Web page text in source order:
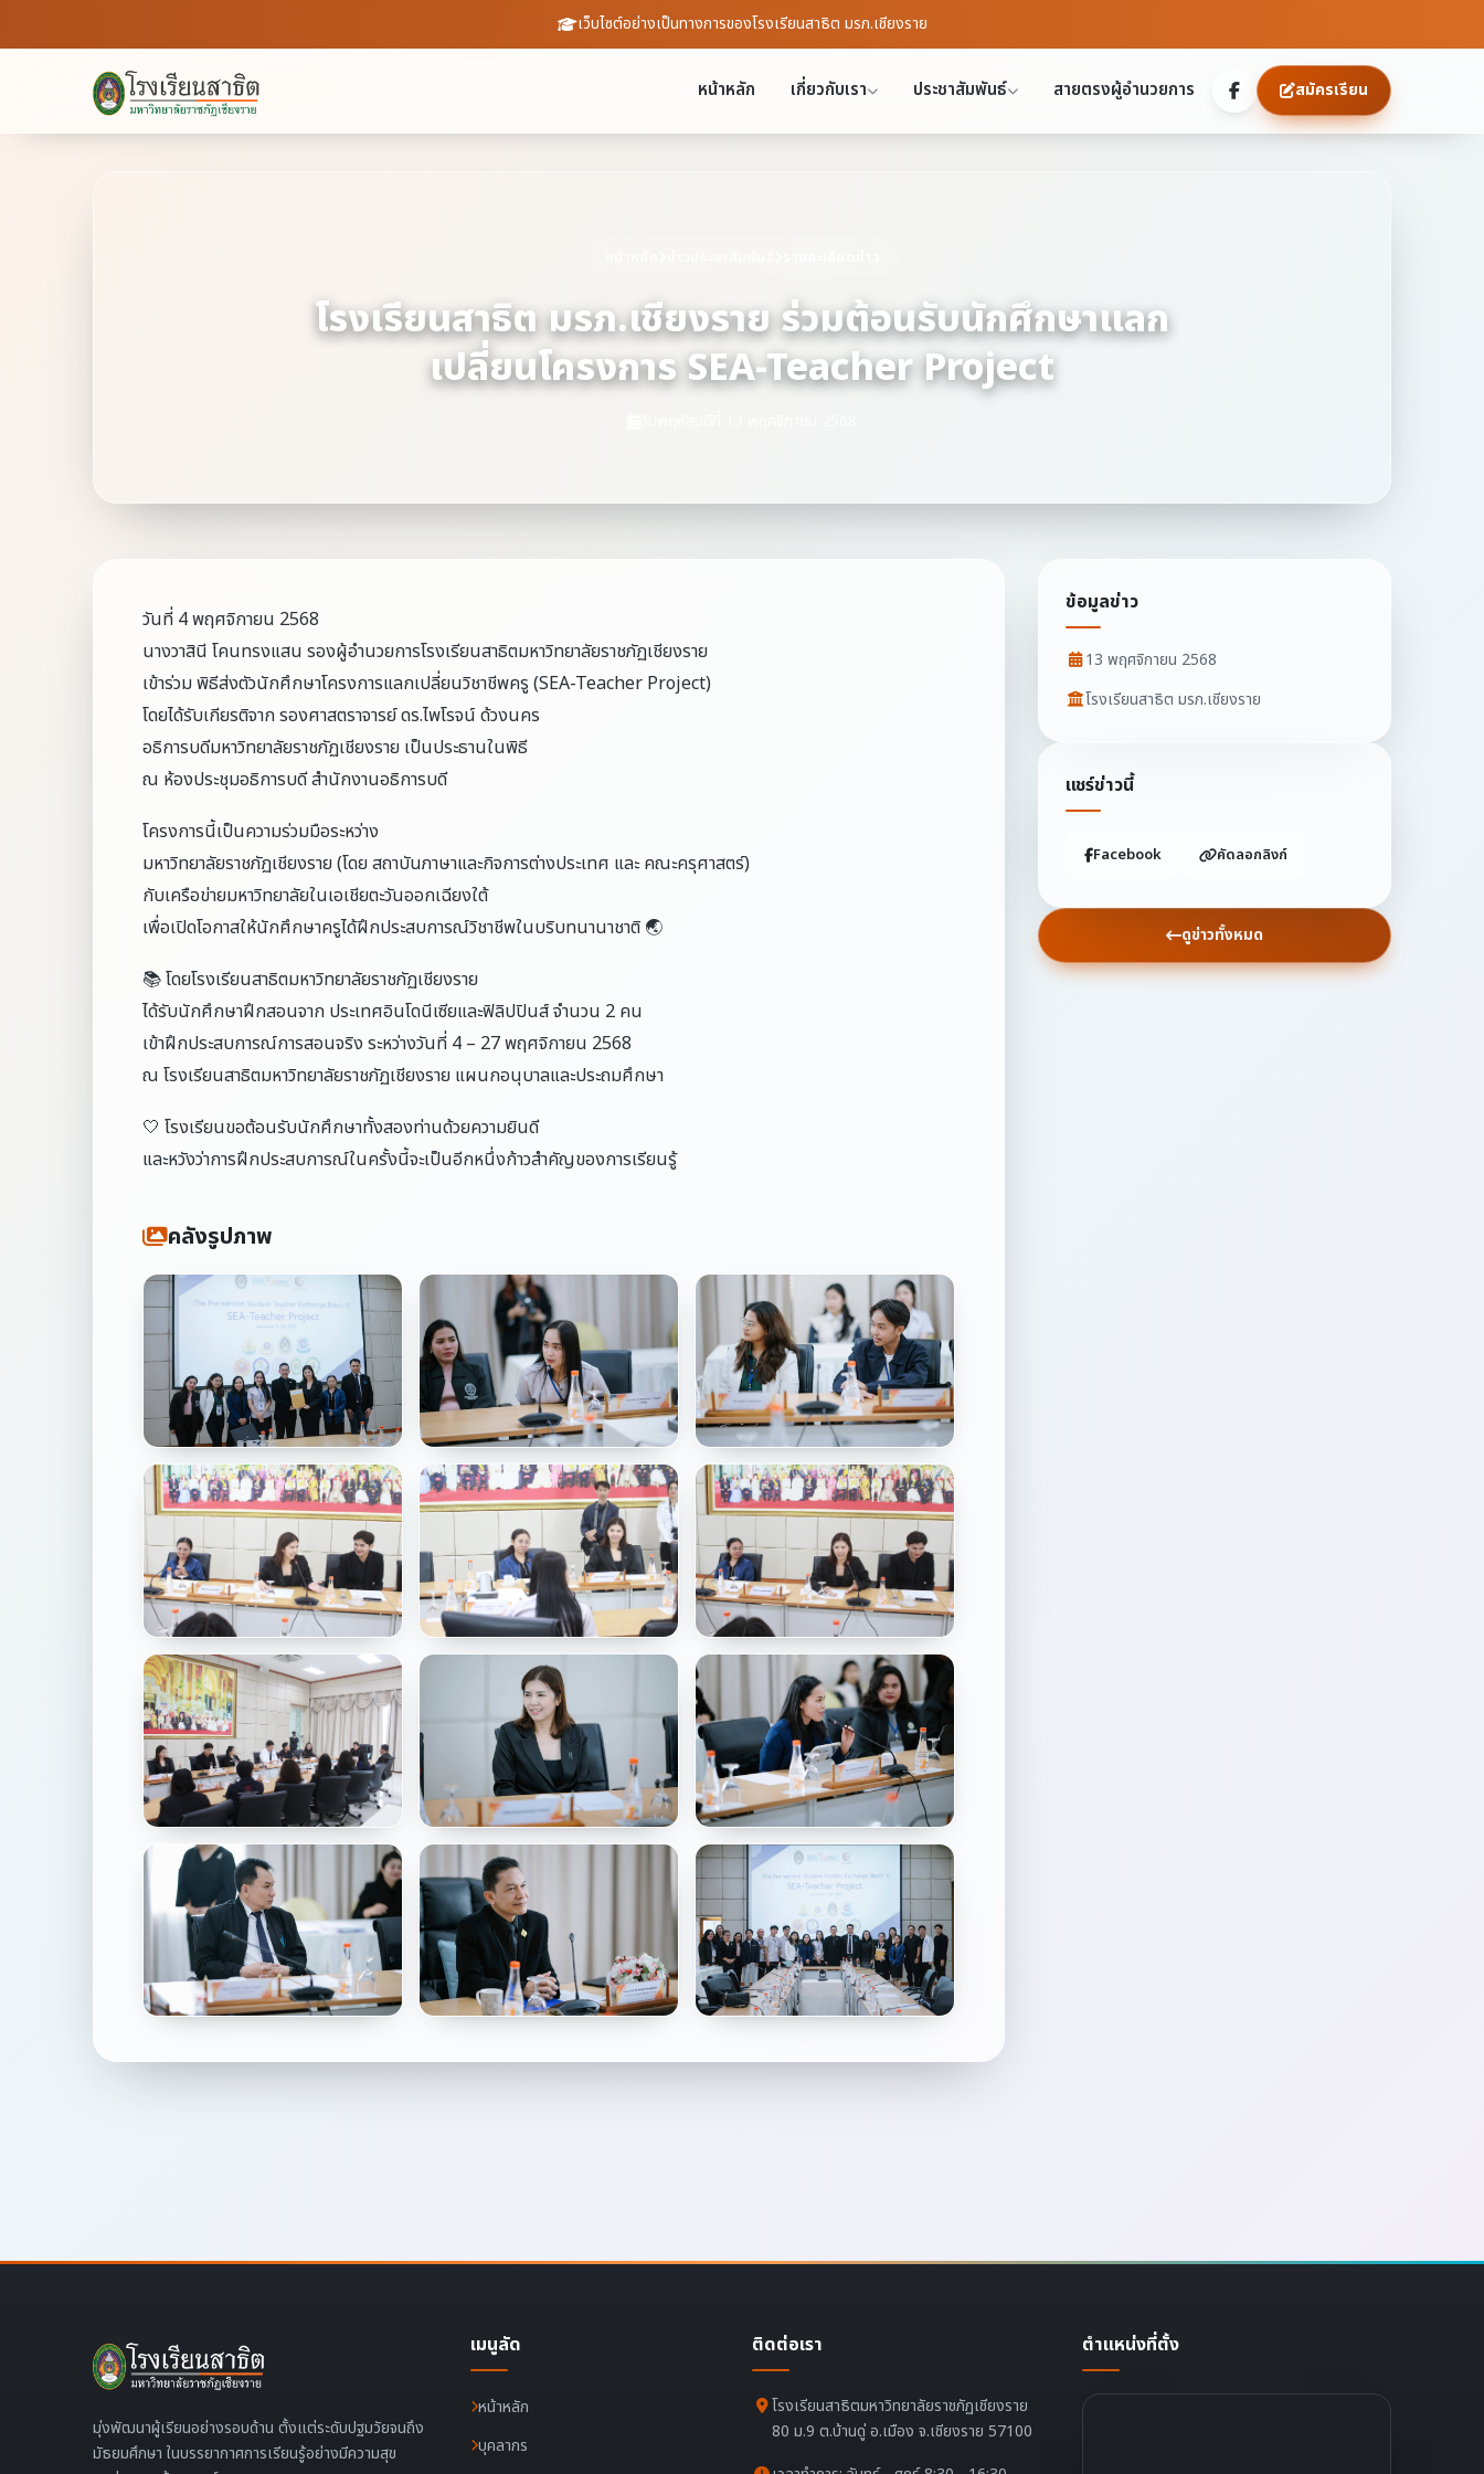
เว็บไซต์อย่างเป็นทางการของโรงเรียนสาธิต มรภ.เชียงราย
หน้าหลัก เกี่ยวกับเรา ประชาสัมพันธ์ สายตรงผู้อำนวยการ สมัครเรียน
โรงเรียนสาธิต มรภ.เชียงราย ร่วมต้อนรับนักศึกษาแลก
เปลี่ยนโครงการ SEA-Teacher Project
วันที่ 4 พฤศจิกายน 2568
นางวาสินี โคนทรงแสน รองผู้อำนวยการโรงเรียนสาธิตมหาวิทยาลัยราชภัฏเชียงราย
เข้าร่วม พิธีส่งตัวนักศึกษาโครงการแลกเปลี่ยนวิชาชีพครู (SEA-Teacher Project)
โดยได้รับเกียรติจาก รองศาสตราจารย์ ดร.ไพโรจน์ ด้วงนคร
อธิการบดีมหาวิทยาลัยราชภัฏเชียงราย เป็นประธานในพิธี
ณ ห้องประชุมอธิการบดี สำนักงานอธิการบดี
โครงการนี้เป็นความร่วมมือระหว่าง
มหาวิทยาลัยราชภัฏเชียงราย (โดย สถาบันภาษาและกิจการต่างประเทศ และ คณะครุศาสตร์)
กับเครือข่ายมหาวิทยาลัยในเอเชียตะวันออกเฉียงใต้
เพื่อเปิดโอกาสให้นักศึกษาครูได้ฝึกประสบการณ์วิชาชีพในบริบทนานาชาติ 🌏
📚 โดยโรงเรียนสาธิตมหาวิทยาลัยราชภัฏเชียงราย
ได้รับนักศึกษาฝึกสอนจาก ประเทศอินโดนีเซียและฟิลิปปินส์ จำนวน 2 คน
เข้าฝึกประสบการณ์การสอนจริง ระหว่างวันที่ 4 – 27 พฤศจิกายน 2568
ณ โรงเรียนสาธิตมหาวิทยาลัยราชภัฏเชียงราย แผนกอนุบาลและประถมศึกษา
🤍 โรงเรียนขอต้อนรับนักศึกษาทั้งสองท่านด้วยความยินดี
และหวังว่าการฝึกประสบการณ์ในครั้งนี้จะเป็นอีกหนึ่งก้าวสำคัญของการเรียนรู้
คลังรูปภาพ
ข้อมูลข่าว
13 พฤศจิกายน 2568
โรงเรียนสาธิต มรภ.เชียงราย
แชร์ข่าวนี้
Facebook คัดลอกลิงก์
ดูข่าวทั้งหมด
มุ่งพัฒนาผู้เรียนอย่างรอบด้าน ตั้งแต่ระดับปฐมวัยจนถึง
มัธยมศึกษา ในบรรยากาศการเรียนรู้อย่างมีความสุข
เมนูลัด
หน้าหลัก
บุคลากร
ติดต่อเรา
โรงเรียนสาธิตมหาวิทยาลัยราชภัฏเชียงราย
80 ม.9 ต.บ้านดู่ อ.เมือง จ.เชียงราย 57100
ตำแหน่งที่ตั้ง